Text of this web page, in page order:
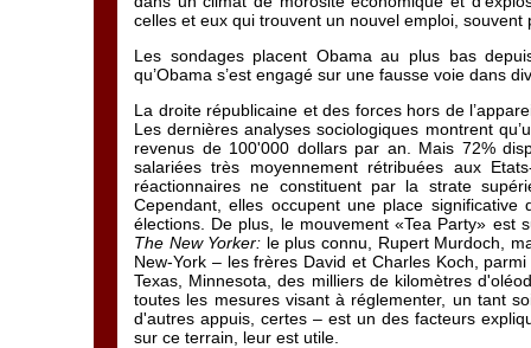
celles et eux qui trouvent un nouvel emploi,
Les sondages placent Obama au plus bas
qu’Obama s’est engagé sur une fausse voie dans
La droite républicaine et des forces hors de
Les dernières analyses sociologiques montrent
revenus de 100'000 dollars par an. Mais 72%
salariées très moyennement rétribuées aux
réactionnaires ne constituent par la strate
Cependant, elles occupent une place
élections. De plus, le mouvement «Tea Party» est
The New Yorker: le plus connu, Rupert Murdoch,
New-York – les frères David et Charles Koch,
Texas, Minnesota, des milliers de kilomètres
toutes les mesures visant à réglementer, un tant
d'autres appuis, certes – est un des facteurs
sur ce terrain, leur est utile.